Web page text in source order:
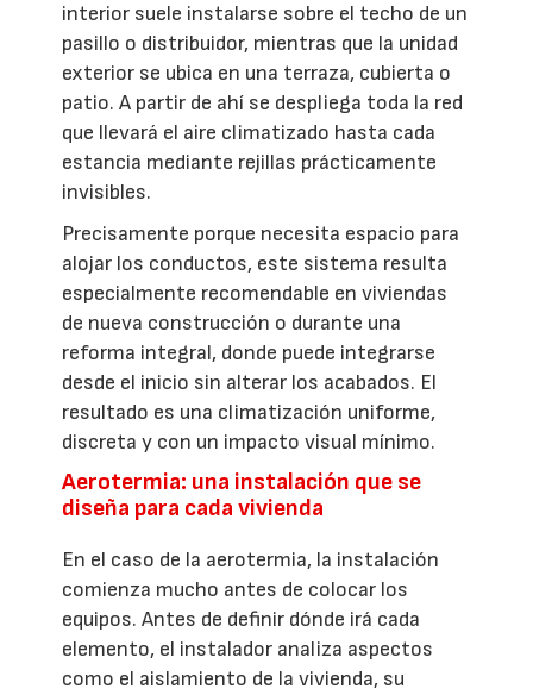
interior suele instalarse sobre el techo de un
pasillo o distribuidor, mientras que la unidad
exterior se ubica en una terraza, cubierta o
patio. A partir de ahí se despliega toda la red
que llevará el aire climatizado hasta cada
estancia mediante rejillas prácticamente
invisibles.
Precisamente porque necesita espacio para
alojar los conductos, este sistema resulta
especialmente recomendable en viviendas
de nueva construcción o durante una
reforma integral, donde puede integrarse
desde el inicio sin alterar los acabados. El
resultado es una climatización uniforme,
discreta y con un impacto visual mínimo.
Aerotermia: una instalación que se
diseña para cada vivienda
En el caso de la aerotermia, la instalación
comienza mucho antes de colocar los
equipos. Antes de definir dónde irá cada
elemento, el instalador analiza aspectos
como el aislamiento de la vivienda, su